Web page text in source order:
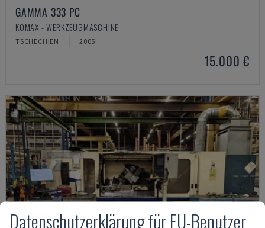
GAMMA 333 PC
KOMAX - WERKZEUGMASCHINE
TSCHECHIEN 2005
15.000 €
Datenschutzerklärung für EU-Benutzer